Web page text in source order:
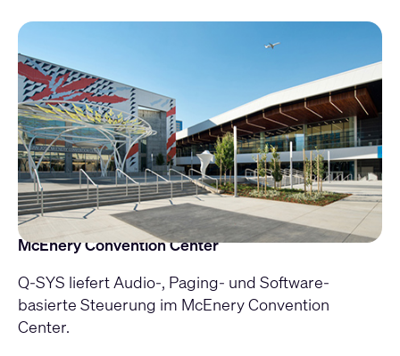
McEnery Convention Center
Q-SYS liefert Audio-, Paging- und Software-
basierte Steuerung im McEnery Convention
Center.